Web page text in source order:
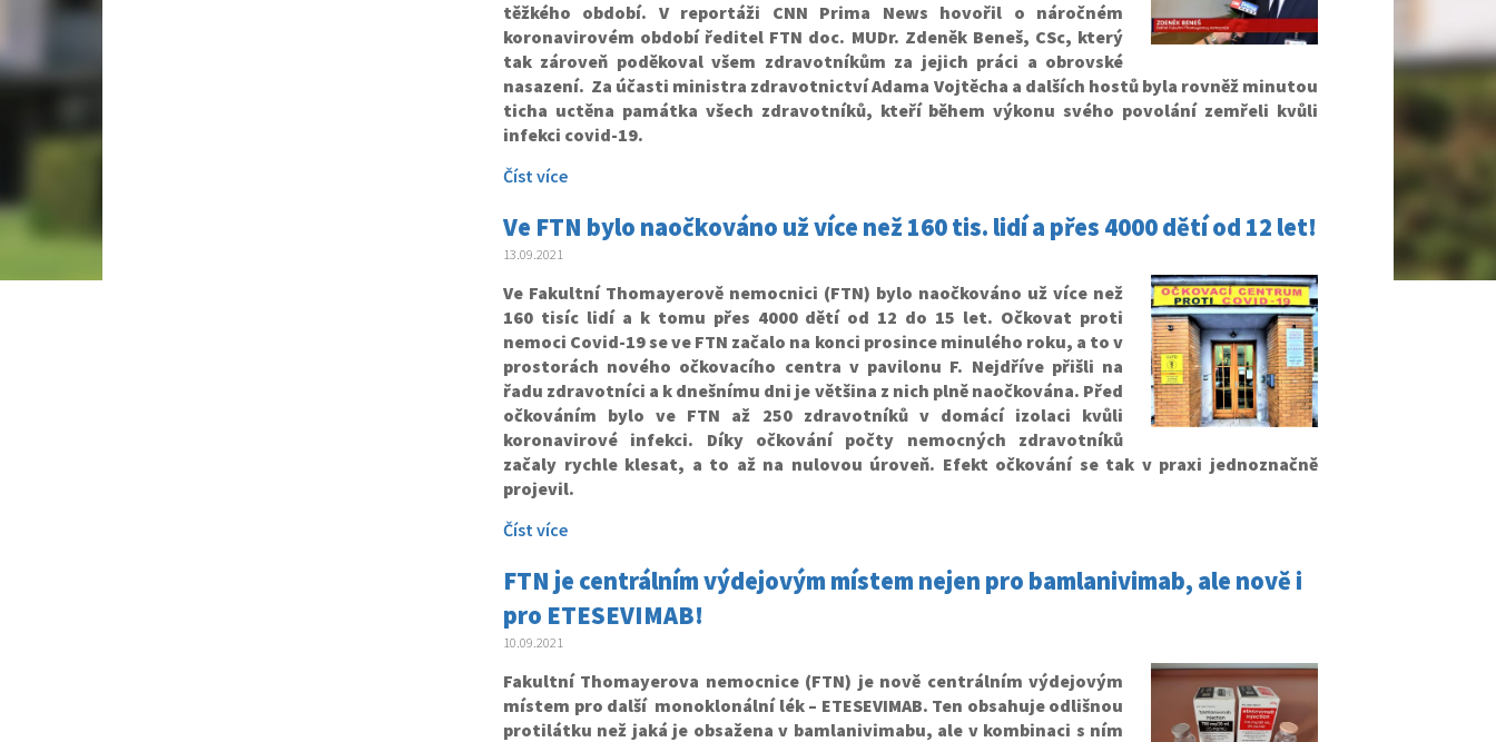
těžkého období. V reportáži CNN Prima News hovořil o náročném
koronavirovém období ředitel FTN doc. MUDr. Zdeněk Beneš, CSc, který
tak zároveň poděkoval všem zdravotníkům za jejich práci a obrovské
nasazení. Za účasti ministra zdravotnictví Adama Vojtěcha a dalších hostů byla rovněž minutou
ticha uctěna památka všech zdravotníků, kteří během výkonu svého povolání zemřeli kvůli
infekci covid-19.
Číst více
Ve FTN bylo naočkováno už více než 160 tis. lidí a přes 4000 dětí od 12 let!
13.09.2021
Ve Fakultní Thomayerově nemocnici (FTN) bylo naočkováno už více než
160 tisíc lidí a k tomu přes 4000 dětí od 12 do 15 let. Očkovat proti
nemoci Covid-19 se ve FTN začalo na konci prosince minulého roku, a to v
prostorách nového očkovacího centra v pavilonu F. Nejdříve přišli na
řadu zdravotníci a k dnešnímu dni je většina z nich plně naočkována. Před
očkováním bylo ve FTN až 250 zdravotníků v domácí izolaci kvůli
koronavirové infekci. Díky očkování počty nemocných zdravotníků
začaly rychle klesat, a to až na nulovou úroveň. Efekt očkování se tak v praxi jednoznačně
projevil.
Číst více
FTN je centrálním výdejovým místem nejen pro bamlanivimab, ale nově i
pro ETESEVIMAB!
10.09.2021
Fakultní Thomayerova nemocnice (FTN) je nově centrálním výdejovým
místem pro další monoklonální lék – ETESEVIMAB. Ten obsahuje odlišnou
protilátku než jaká je obsažena v bamlanivimabu, ale v kombinaci s ním